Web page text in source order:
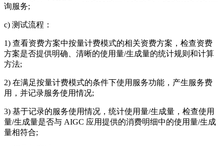
询服务;
c) 测试流程：
1) 查看资费方案中按量计费模式的相关资费方案，检查资费
方案是否提供明确、清晰的使用量/生成量的统计规则和计算
方法;
2) 在满足按量计费模式的条件下使用服务功能，产生服务费
用，并记录服务使用情况;
3) 基于记录的服务使用情况，统计使用量/生成量，检查使用
量/生成量是否与 AIGC 应用提供的消费明细中的使用量/生成
量相符合;